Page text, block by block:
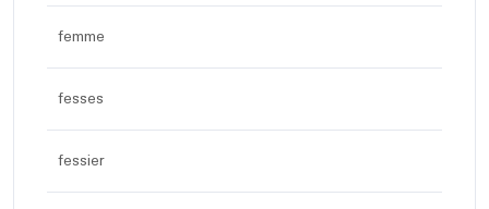
femme
fesses
fessier